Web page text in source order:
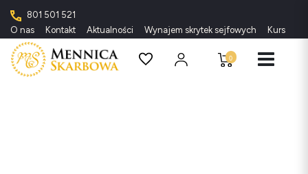
801 501 521
O nas
Kontakt Aktualności Wynajem skrytek sejfowych Kursy
0